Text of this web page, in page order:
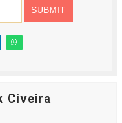
Civeira